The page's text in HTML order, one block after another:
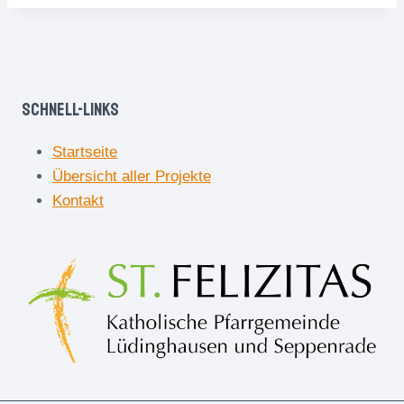
Schnell-Links
Startseite
Übersicht aller Projekte
Kontakt